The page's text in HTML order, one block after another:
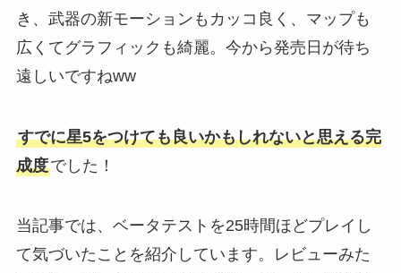
き、武器の新モーションもカッコ良く、マップも
広くてグラフィックも綺麗。今から発売日が待ち
遠しいですねww
すでに星5をつけても良いかもしれないと思える完
成度でした！
当記事では、ベータテストを25時間ほどプレイし
て気づいたことを紹介しています。レビューみた